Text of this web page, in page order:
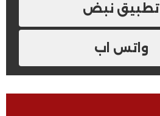
تطبيق نبض
واتس اب